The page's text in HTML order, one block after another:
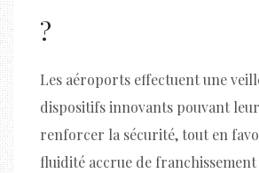
?
Les aéroports effectuent une
dispositifs innovants pouvant
renforcer la sécurité, tout en
fluidité accrue de